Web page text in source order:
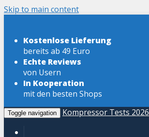
Skip to main content
Kostenlose Lieferung
bereits ab 49 Euro
Echte Reviews
von Usern
In Kooperation
mit den besten Shops
Toggle navigation Kompressor Tests 2026